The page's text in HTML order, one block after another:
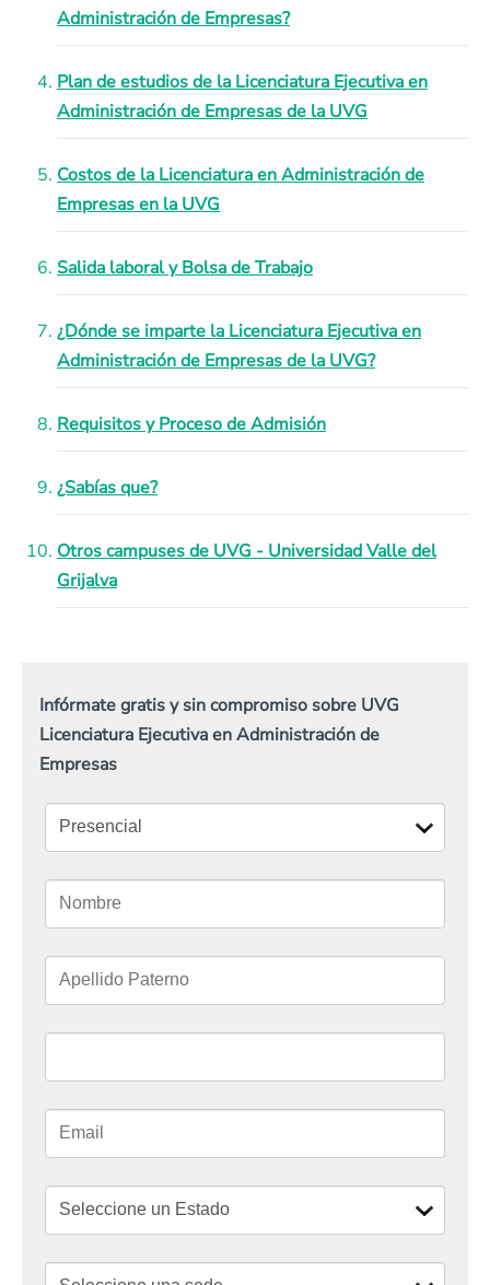
Administración de Empresas?
Plan de estudios de la Licenciatura Ejecutiva en
Administración de Empresas de la UVG
Costos de la Licenciatura en Administración de
Empresas en la UVG
Salida laboral y Bolsa de Trabajo
¿Dónde se imparte la Licenciatura Ejecutiva en
Administración de Empresas de la UVG?
Requisitos y Proceso de Admisión
¿Sabías que?
Otros campuses de UVG - Universidad Valle del
Grijalva
Infórmate gratis y sin compromiso sobre UVG
Licenciatura Ejecutiva en Administración de
Empresas